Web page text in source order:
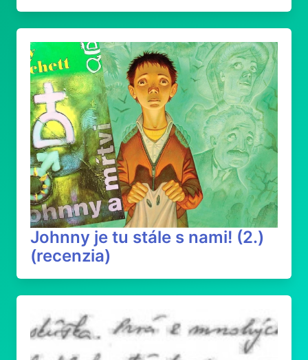
Johnny je tu stále s nami! (2.)
(recenzia)